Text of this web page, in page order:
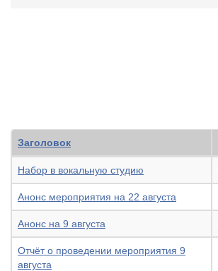
Заголовок
Набор в вокальную студию
Анонс мероприятия на 22 августа
Анонс на 9 августа
Отчёт о проведении мероприятия 9
августа